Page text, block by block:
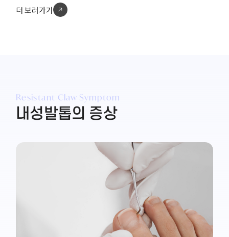
더 보러가기
Resistant Claw Symptom
내성발톱의 증상